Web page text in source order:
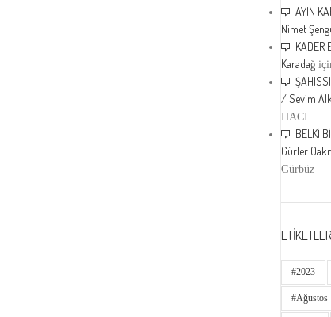
AYIN
Nimet
KADER
Karadağ
/ Sevim
HACI
BELKİ
Gürler
Gürbüz
ETİKETLER
#2023
#ağustos